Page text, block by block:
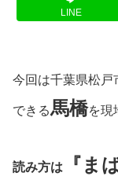
LINE
今回は千葉県松戸
できる馬橋を現
読み方は 『ま